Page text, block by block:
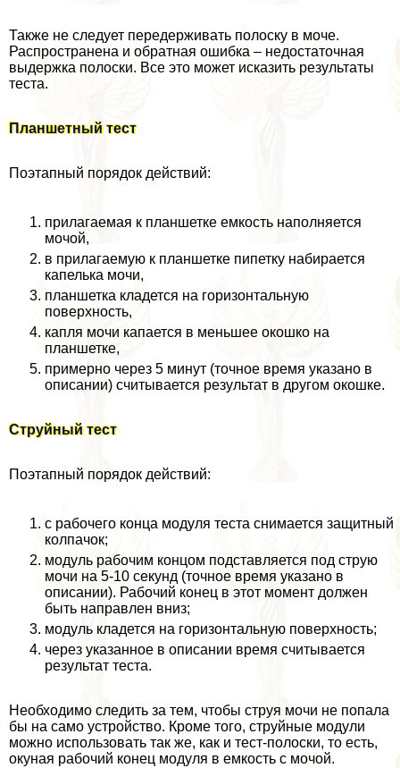
Также не следует передерживать полоску в моче.
Распространена и обратная ошибка – недостаточная
выдержка полоски. Все это может исказить результаты
теста.
Планшетный тест
Поэтапный порядок действий:
прилагаемая к планшетке емкость наполняется
мочой,
в прилагаемую к планшетке пипетку набирается
капелька мочи,
планшетка кладется на горизонтальную
поверхность,
капля мочи капается в меньшее окошко на
планшетке,
примерно через 5 минут (точное время указано в
описании) считывается результат в другом окошке.
Струйный тест
Поэтапный порядок действий:
с рабочего конца модуля теста снимается защитный
колпачок;
модуль рабочим концом подставляется под струю
мочи на 5-10 секунд (точное время указано в
описании). Рабочий конец в этот момент должен
быть направлен вниз;
модуль кладется на горизонтальную поверхность;
через указанное в описании время считывается
результат теста.
Необходимо следить за тем, чтобы струя мочи не попала
бы на само устройство. Кроме того, струйные модули
можно использовать так же, как и тест-полоски, то есть,
окуная рабочий конец модуля в емкость с мочой.